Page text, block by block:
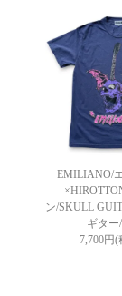
EMILIANO/
ン/SKULL
ギタ
7,700円(